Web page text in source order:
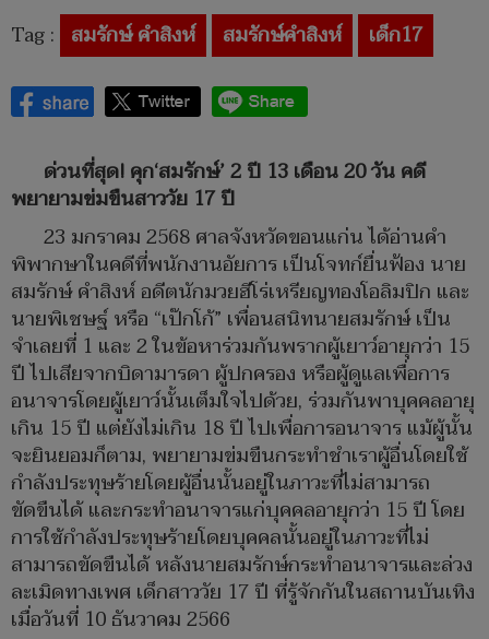
Tag : สมรักษ์ คำสิงห์ สมรักษ์คําสิงห์ เด็ก17
ด่วนที่สุด! คุก‘สมรักษ์’ 2 ปี 13 เดือน 20 วัน คดี
พยายามข่มขืนสาววัย 17 ปี
23 มกราคม 2568 ศาลจังหวัดขอนแก่น ได้อ่านคำ
พิพากษาในคดีที่พนักงานอัยการ เป็นโจทก์ยื่นฟ้อง นาย
สมรักษ์ คำสิงห์ อดีตนักมวยฮีโร่เหรียญทองโอลิมปิก และ
นายพิเชษฐ์ หรือ “เป๊กโก้” เพื่อนสนิทนายสมรักษ์ เป็น
จำเลยที่ 1 และ 2 ในข้อหาร่วมกันพรากผู้เยาว์อายุกว่า 15
ปี ไปเสียจากบิดามารดา ผู้ปกครอง หรือผู้ดูแลเพื่อการ
อนาจารโดยผู้เยาว์นั้นเต็มใจไปด้วย, ร่วมกันพาบุคคลอายุ
เกิน 15 ปี แต่ยังไม่เกิน 18 ปี ไปเพื่อการอนาจาร แม้ผู้นั้น
จะยินยอมก็ตาม, พยายามข่มขืนกระทำชำเราผู้อื่นโดยใช้
กำลังประทุษร้ายโดยผู้อื่นนั้นอยู่ในภาวะที่ไม่สามารถ
ขัดขืนได้ และกระทำอนาจารแก่บุคคลอายุกว่า 15 ปี โดย
การใช้กำลังประทุษร้ายโดยบุคคลนั้นอยู่ในภาวะที่ไม่
สามารถขัดขืนได้ หลังนายสมรักษ์กระทำอนาจารและล่วง
ละเมิดทางเพศ เด็กสาววัย 17 ปี ที่รู้จักกันในสถานบันเทิง
เมื่อวันที่ 10 ธันวาคม 2566